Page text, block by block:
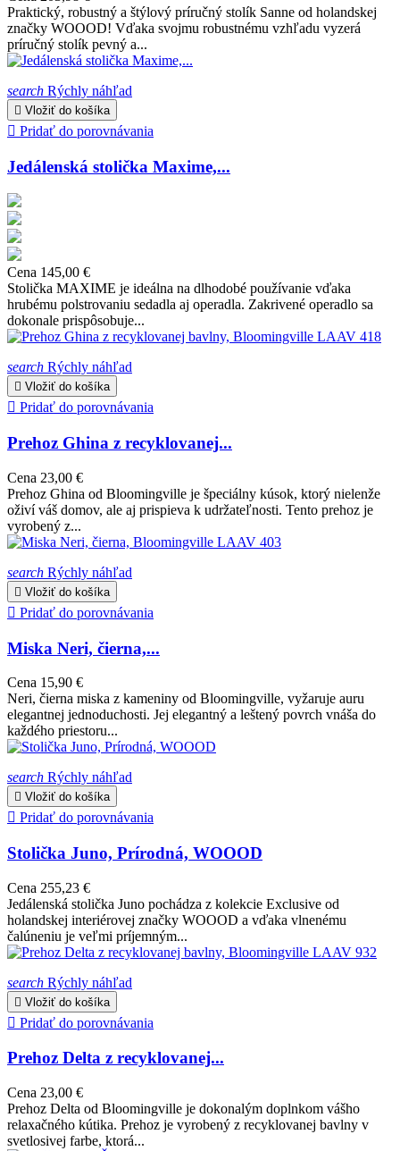
Praktický, robustný a štýlový príručný stolík Sanne od holandskej
značky WOOOD! Vďaka svojmu robustnému vzhľadu vyzerá
príručný stolík pevný a...
search Rýchly náhľad
 Vložiť do košíka
 Pridať do porovnávania
Jedálenská stolička Maxime,...
Cena 145,00 €
Stolička MAXIME je ideálna na dlhodobé používanie vďaka
hrubému polstrovaniu sedadla aj operadla. Zakrivené operadlo sa
dokonale prispôsobuje...
search Rýchly náhľad
 Vložiť do košíka
 Pridať do porovnávania
Prehoz Ghina z recyklovanej...
Cena 23,00 €
Prehoz Ghina od Bloomingville je špeciálny kúsok, ktorý nielenže
oživí váš domov, ale aj prispieva k udržateľnosti. Tento prehoz je
vyrobený z...
search Rýchly náhľad
 Vložiť do košíka
 Pridať do porovnávania
Miska Neri, čierna,...
Cena 15,90 €
Neri, čierna miska z kameniny od Bloomingville, vyžaruje auru
elegantnej jednoduchosti. Jej elegantný a leštený povrch vnáša do
každého priestoru...
search Rýchly náhľad
 Vložiť do košíka
 Pridať do porovnávania
Stolička Juno, Prírodná, WOOOD
Cena 255,23 €
Jedálenská stolička Juno pochádza z kolekcie Exclusive od
holandskej interiérovej značky WOOOD a vďaka vlnenému
čalúneniu je veľmi príjemným...
search Rýchly náhľad
 Vložiť do košíka
 Pridať do porovnávania
Prehoz Delta z recyklovanej...
Cena 23,00 €
Prehoz Delta od Bloomingville je dokonalým doplnkom vášho
relaxačného kútika. Prehoz je vyrobený z recyklovanej bavlny v
svetlosivej farbe, ktorá...